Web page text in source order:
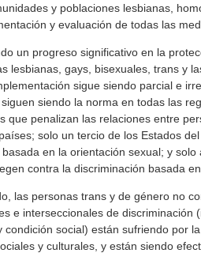
y poblaciones lesbianas,
y evaluación de todas las
un progreso significativo en la
lesbianas, gays, bisexuales, trans y
sigue siendo parcial e
siendo la norma en todas las
que penalizan las relaciones entre
solo un tercio de los Estados
en la orientación sexual; y
contra la discriminación basada
las personas trans y de género no
e interseccionales de discriminación
condición social) están sufriendo por
y culturales, y están siendo